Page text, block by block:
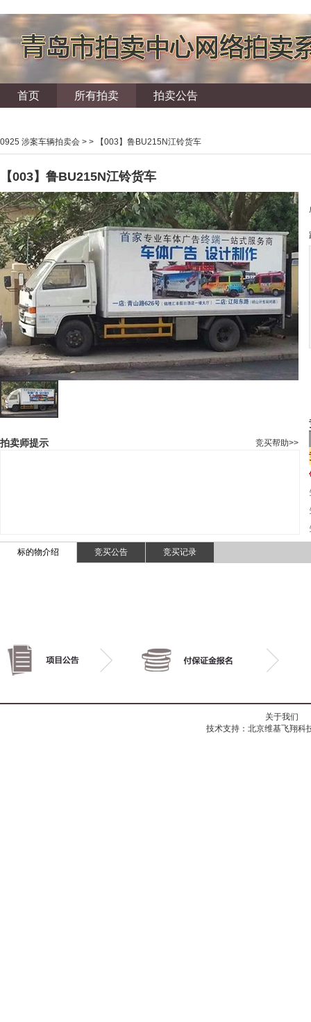
首页 所有拍卖 拍卖公告
0925 涉案车辆拍卖会 > > 【003】鲁BU215N江铃货车
【003】鲁BU215N江铃货车
拍卖师提示 竞买帮助>>
标的物介绍 竞买公告 竞买记录
关于我们
技术支持：北京维基飞翔